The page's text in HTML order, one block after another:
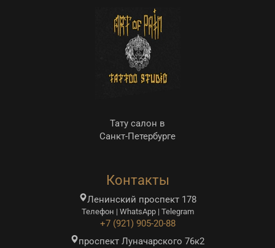
Тату салон в
Санкт-Петербурге
Контакты
Ленинский проспект 178
Телефон | WhatsApp | Telegram
+7 (921) 905-20-88
проспект Луначарского 76к2